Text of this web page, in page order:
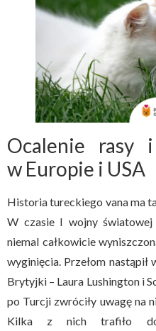
Ocalenie rasy
w Europie i USA
Historia tureckiego vana ma
W czasie I wojny
niemal całkowicie
wyginięcia. Przełom
Brytyjki – Laura Lushington i
po Turcji zwróciły uwagę na
Kilka z nich trafiło